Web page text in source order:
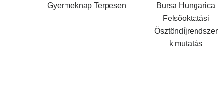
Gyermeknap Terpesen
Bursa Hungarica
Felsőoktatási
Ösztöndíjrendszer
kimutatás